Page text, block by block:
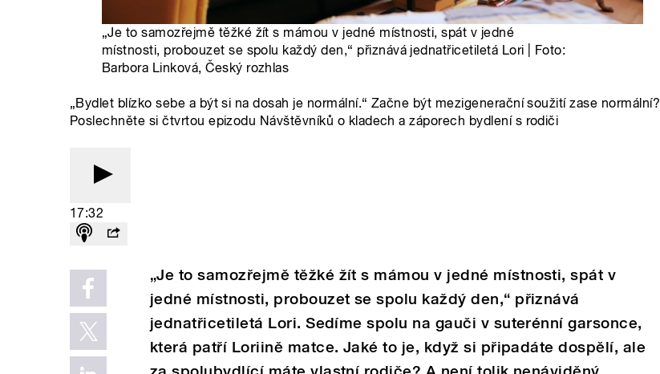
„Je to samozřejmě těžké žít s mámou v jedné místnosti, spát v jedné
místnosti, probouzet se spolu každý den,“ přiznává jednatřicetiletá Lori | Foto:
Barbora Linková, Český rozhlas
„Bydlet blízko sebe a být si na dosah je normální.“ Začne být mezigenerační soužití zase normální?
Poslechněte si čtvrtou epizodu Návštěvníků o kladech a záporech bydlení s rodiči
17:32
„Je to samozřejmě těžké žít s mámou v jedné místnosti, spát v
jedné místnosti, probouzet se spolu každý den,“ přiznává
jednatřicetiletá Lori. Sedíme spolu na gauči v suterénní garsonce,
která patří Loriině matce. Jaké to je, když si připadáte dospělí, ale